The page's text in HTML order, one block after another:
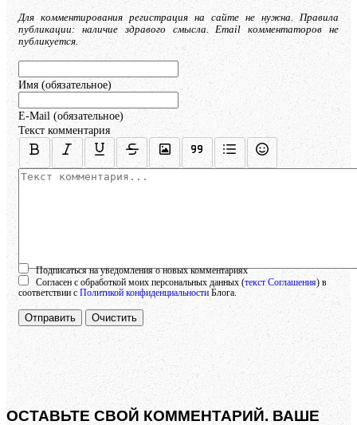
Для комментирования регистрация на сайте не нужна. Правила
публикации: наличие здравого смысла. Email комментаторов не
публикуется.
Имя (обязательное)
E-Mail (обязательное)
Текст комментария
Подписаться на уведомления о новых комментариях
Согласен с обработкой моих персональных данных (текст Соглашения) в
соответствии с Политикой конфиденциальности Блога.
Отправить Очистить
ОСТАВЬТЕ СВОЙ КОММЕНТАРИЙ. ВАШЕ